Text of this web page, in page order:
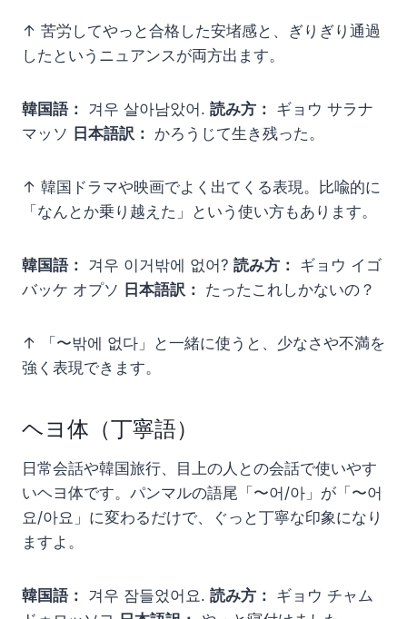
↑ 苦労してやっと合格した安堵感と、ぎりぎり通過
したというニュアンスが両方出ます。
韓国語： 겨우 살아남았어. 読み方： ギョウ サラナ
マッソ 日本語訳： かろうじて生き残った。
↑ 韓国ドラマや映画でよく出てくる表現。比喩的に
「なんとか乗り越えた」という使い方もあります。
韓国語： 겨우 이거밖에 없어? 読み方： ギョウ イゴ
バッケ オプソ 日本語訳： たったこれしかないの？
↑ 「〜밖에 없다」と一緒に使うと、少なさや不満を
強く表現できます。
ヘヨ体（丁寧語）
日常会話や韓国旅行、目上の人との会話で使いやす
いヘヨ体です。パンマルの語尾「〜어/아」が「〜어
요/아요」に変わるだけで、ぐっと丁寧な印象になり
ますよ。
韓国語： 겨우 잠들었어요. 読み方： ギョウ チャム